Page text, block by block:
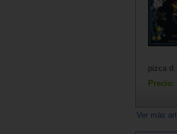
pizca
Precio:
Ver más